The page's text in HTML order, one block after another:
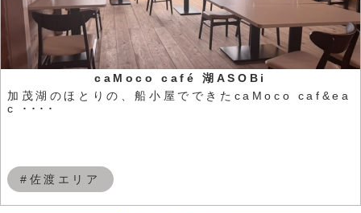
caMoco café 湖ASOBi
加茂湖のほとりの、船小屋でできたcaMoco caf&ea
c ････
#佐渡エリア